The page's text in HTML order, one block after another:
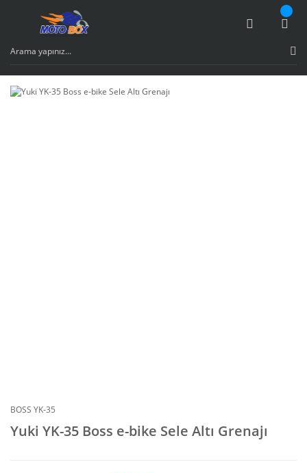
BOSS YK-35
Yuki YK-35 Boss e-bike Sele Altı Grenajı